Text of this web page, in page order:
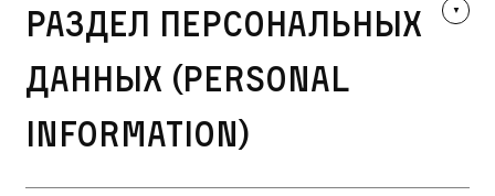
Раздел персональных
данных (Personal
Information)